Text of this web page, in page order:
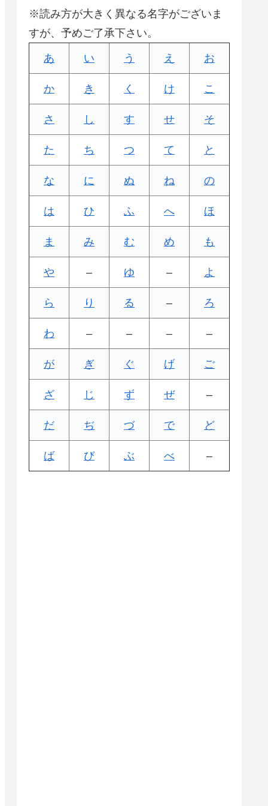
※読み方が大きく異なる名字がございま
すが、予めご了承下さい。
あ い う え お
か き く け こ
さ し す せ そ
た ち つ て と
な に ぬ ね の
は ひ ふ へ ほ
ま み む め も
や – ゆ – よ
ら り る – ろ
わ – – – –
が ぎ ぐ げ ご
ざ じ ず ぜ –
だ ぢ づ で ど
ば び ぶ べ –